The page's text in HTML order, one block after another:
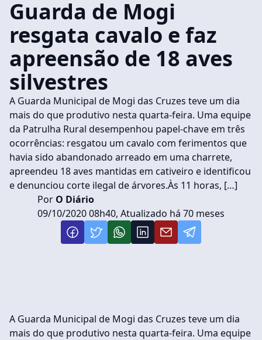
Guarda de Mogi
resgata cavalo e faz
apreensão de 18 aves
silvestres
A Guarda Municipal de Mogi das Cruzes teve um dia
mais do que produtivo nesta quarta-feira. Uma equipe
da Patrulha Rural desempenhou papel-chave em três
ocorrências: resgatou um cavalo com ferimentos que
havia sido abandonado arreado em uma charrete,
apreendeu 18 aves mantidas em cativeiro e identificou
e denunciou corte ilegal de árvores.Às 11 horas, […]
Por O Diário
09/10/2020 08h40, Atualizado há 70 meses
A Guarda Municipal de Mogi das Cruzes teve um dia
mais do que produtivo nesta quarta-feira. Uma equipe